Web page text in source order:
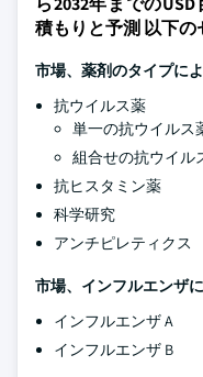
積もりと予測 以下
市場、薬剤のタイプに
抗ウイルス薬
単一の抗ウイルス
組合せの抗ウイル
抗ヒスタミン薬
科学研究
アンチピレティクス
市場、インフルエンザ
インフルエンザ A
インフルエンザ B